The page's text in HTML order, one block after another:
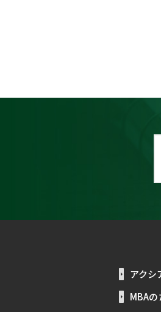
アクシ
MBA